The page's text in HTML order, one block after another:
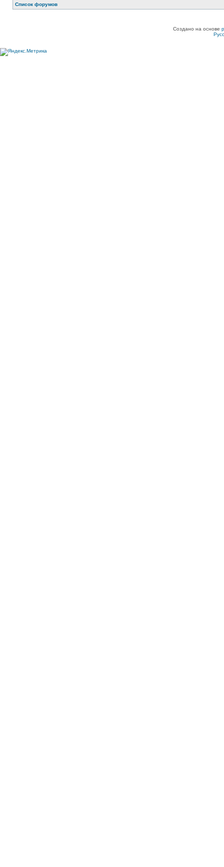
Список форумов
Создано на основе